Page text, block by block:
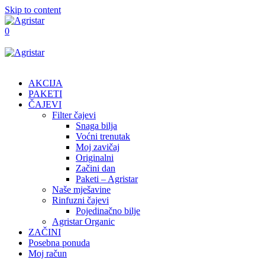
Skip to content
0
AKCIJA
PAKETI
ČAJEVI
Filter čajevi
Snaga bilja
Voćni trenutak
Moj zavičaj
Originalni
Začini dan
Paketi – Agristar
Naše mješavine
Rinfuzni čajevi
Pojedinačno bilje
Agristar Organic
ZAČINI
Posebna ponuda
Moj račun